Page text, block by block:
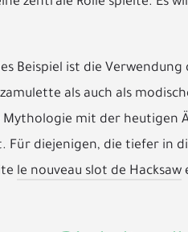
Beispiel ist die
als auch als
Mythologie mit der heutigen
Für diejenigen, die tiefer in
le nouveau slot de Hacksaw